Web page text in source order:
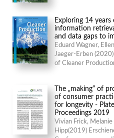
Exploring 14
information
and data gaps to
Eduard Wagner,
Jaeger-Erben
of Cleaner
The „making“ of
of consumer
for longevity -
Proceedings 2019
Vivian Frick, Melanie
Hipp(2019)